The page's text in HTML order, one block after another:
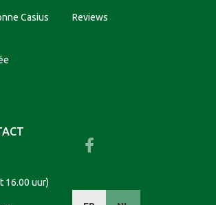
Casius
Reviews
16.00 uur)